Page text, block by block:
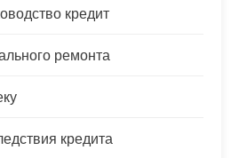
кредит
ремонта
кредита